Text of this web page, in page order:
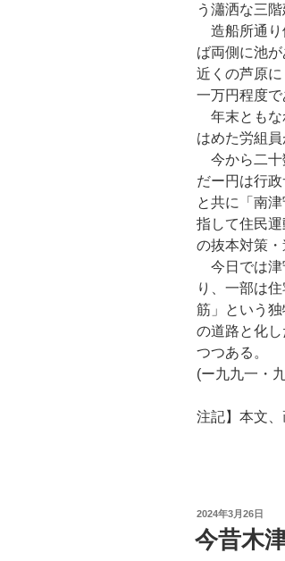
う瀟洒な三
造船所通り
ば両側に池
近くの芦原
一万円程度で
年末ともな
はめた労組
今から二十
だー円は行
と共に「南
指して住民
の抜本対策・
今日では津
り、一部は
筋」という
の道路と化
つつある。
(ー九九一・
注記】本文、
投
稿
日:
2024年3月26日
今昔木